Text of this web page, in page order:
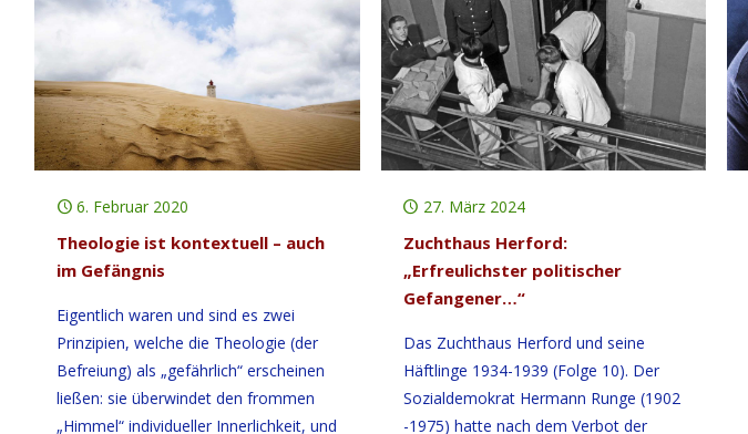
6. Februar 2020
Theologie ist kontextuell – auch
im Gefängnis
Eigentlich waren und sind es zwei
Prinzipien, welche die Theologie (der
Befreiung) als „gefährlich“ erscheinen
ließen: sie überwindet den frommen
„Himmel“ individueller Innerlichkeit, und
27. März 2024
Zuchthaus Herford:
„Erfreulichster politischer
Gefangener…“
Das Zuchthaus Herford und seine
Häftlinge 1934-1939 (Folge 10). Der
Sozialdemokrat Hermann Runge (1902
-1975) hatte nach dem Verbot der